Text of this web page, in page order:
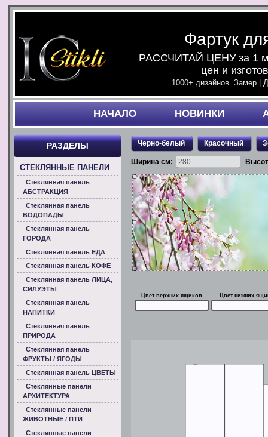
Фартук
РАССЧИТАЙ ЦЕНУ за 1
цен и
1000+ дизайнов. Замер |
НАЧАЛO НОВИНКИ
Черно-белый Красочный
Ширина см:
Цвет верхних ящиков Цвет нижних
РАЗДЕЛЫ
СТЕКЛЯННЫЕ ПАНЕЛИ
Стеклянная панель
АБСТРАКЦИЯ
Стеклянная панель
ВОДОПАДЫ
Стеклянная панель
ГОРОДА
Стеклянная панель ЕДА
Стеклянная панель КОФЕ
Стеклянная панель ЛИЦА,
СИЛУЭТЫ
Стеклянная панель
НАПИТКИ
Стеклянная панель
ПРИРОДА
Стеклянная панель
ФРУКТЫ / ЯГОДЫ
Стеклянная панель ЦВЕТЫ
Стеклянные панели
АРХИТЕКТУРА
Стеклянные панели
ЖИВОТНЫЕ / ПТИ
Стеклянные панели